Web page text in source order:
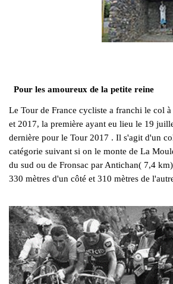
Pour les amoureux de la petite reine
Le Tour de France cycliste a franchi le col
et 2017, la première ayant eu lieu le 19
dernière pour le Tour 2017 . Il s'agit d'un
catégorie suivant si on le monte de La
du sud ou de Fronsac par Antichan( 7,4
330 mètres d'un côté et 310 mètres de